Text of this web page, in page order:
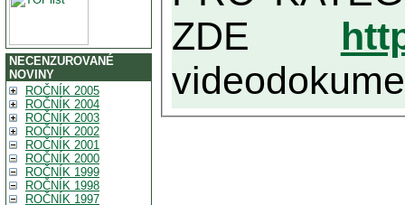
NECENZUROVANÉ
NOVINY
ROČNÍK 2005
ROČNÍK 2004
ROČNÍK 2003
ROČNÍK 2002
ROČNÍK 2001
ROČNÍK 2000
ROČNÍK 1999
ROČNÍK 1998
ROČNÍK 1997
ZDE